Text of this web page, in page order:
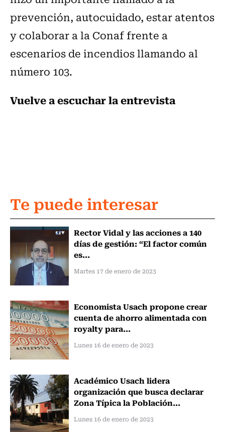
prevención, autocuidado, estar atentos
y colaborar a la Conaf frente a
escenarios de incendios llamando al
número 103.
Vuelve a escuchar la entrevista
Te puede interesar
Rector Vidal y las acciones a 140
días de gestión: “El factor común
es...
Martes 17 de enero de 2023
Economista Usach propone crear
cuenta de ahorro alimentada con
royalty para...
Lunes 16 de enero de 2023
Académico Usach lidera
organización que busca declarar
Zona Típica la Población...
Lunes 16 de enero de 2023